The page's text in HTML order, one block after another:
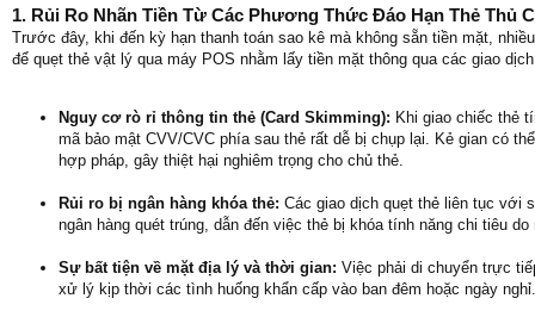
1. Rủi Ro Nhãn Tiền Từ Các Phương Thức Đáo Hạn Thẻ Thủ
Trước đây, khi đến kỳ hạn thanh toán sao kê mà không sẵn tiền mặt,
để quẹt thẻ vật lý qua máy POS nhằm lấy tiền mặt thông qua các giao
Nguy cơ rò rỉ thông tin thẻ (Card Skimming): Khi giao chiếc thẻ
mã bảo mật CVV/CVC phía sau thẻ rất dễ bị chụp lại. Kẻ gian có
hợp pháp, gây thiệt hại nghiêm trọng cho chủ thẻ.
Rủi ro bị ngân hàng khóa thẻ: Các giao dịch quẹt thẻ liên tục với
ngân hàng quét trúng, dẫn đến việc thẻ bị khóa tính năng chi tiêu
Sự bất tiện về mặt địa lý và thời gian: Việc phải di chuyển trực
xử lý kịp thời các tình huống khẩn cấp vào ban đêm hoặc ngày nghỉ.